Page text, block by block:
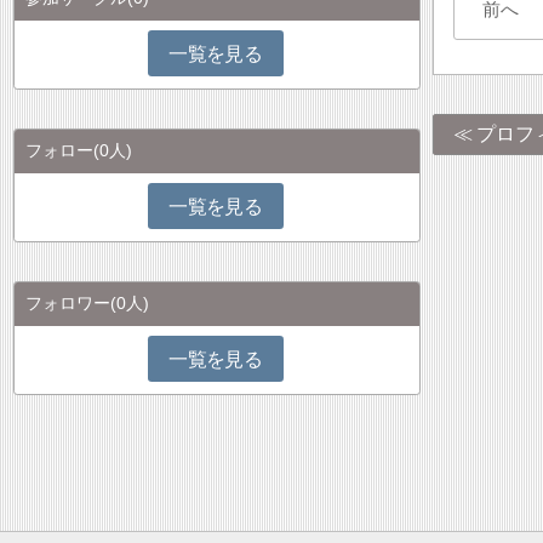
前へ
プロフ
一覧を見る
フォロー(0人)
一覧を見る
フォロワー(0人)
一覧を見る